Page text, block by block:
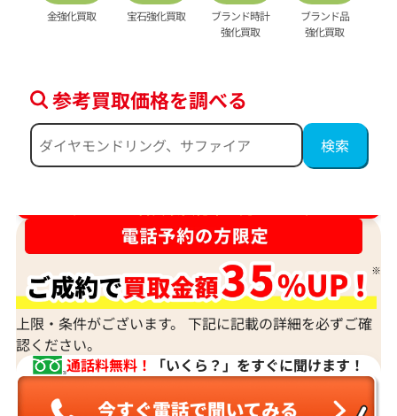
金強化買取 宝石強化買取
ブランド時計
強化買取
ブランド品
強化買取
参考買取価格を調べる
上限・条件がございます。 下記に記載の詳細を必ずご確
認ください。
通話料無料！
「いくら？」をすぐに聞けます！